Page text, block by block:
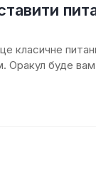
класичне
Оракул буде